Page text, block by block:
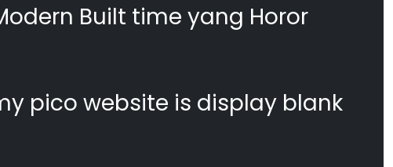
Built time yang Horor
pico website is display blank